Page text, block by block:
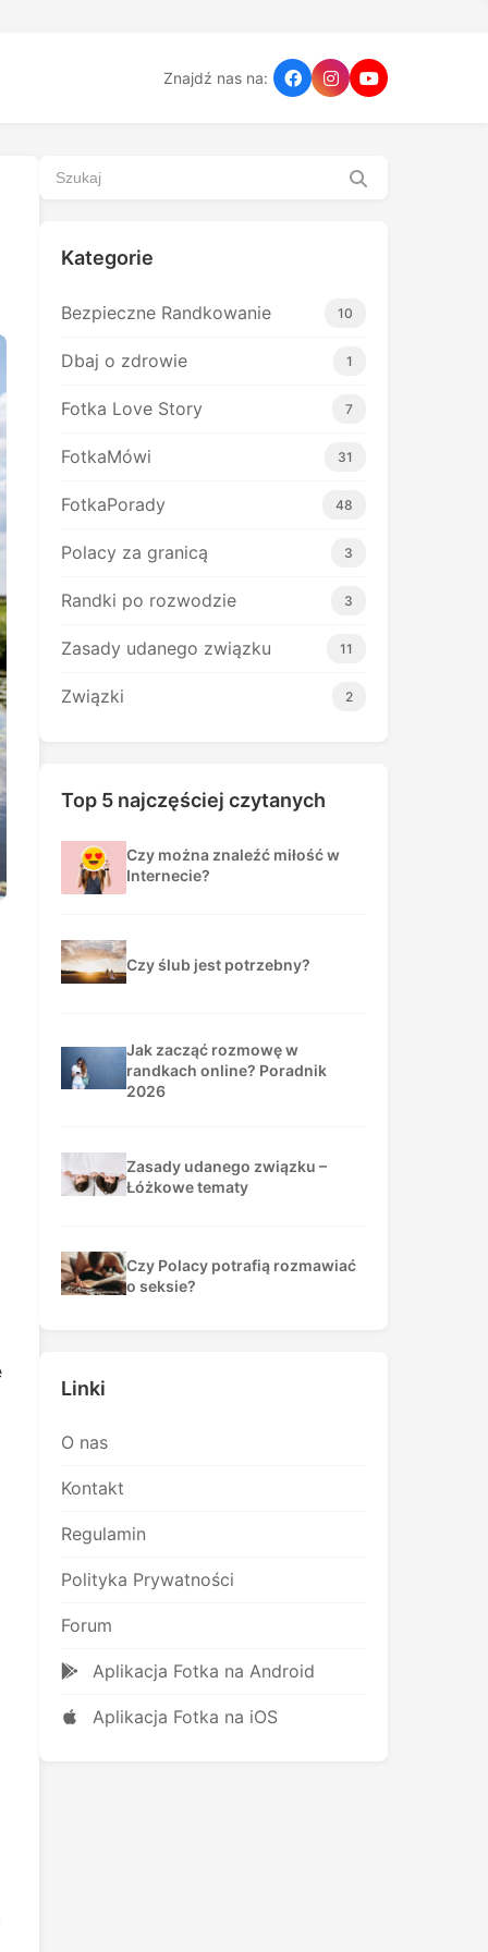
Znajdź nas na:
Kategorie
Bezpieczne Randkowanie 10
Dbaj o zdrowie 1
Fotka Love Story 7
FotkaMówi 31
FotkaPorady 48
Polacy za granicą 3
Randki po rozwodzie 3
Zasady udanego związku 11
Związki 2
Top 5 najczęściej czytanych
Czy można znaleźć miłość w
Internecie?
Czy ślub jest potrzebny?
Jak zacząć rozmowę w
randkach online? Poradnik
2026
Zasady udanego związku –
Łóżkowe tematy
Czy Polacy potrafią rozmawiać
o seksie?
Linki
O nas
Kontakt
Regulamin
Polityka Prywatności
Forum
Aplikacja Fotka na Android
Aplikacja Fotka na iOS